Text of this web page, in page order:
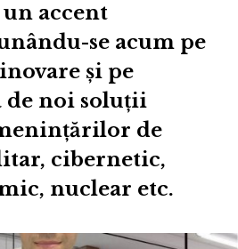
un accent
se acum pe
și pe
de noi soluții
de
cibernetic,
nuclear etc.